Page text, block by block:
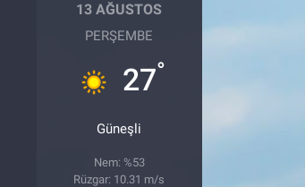
13 AĞUSTOS
PERŞEMBE
27°
Güneşli
Nem: %53
Rüzgar: 10.31 m/s